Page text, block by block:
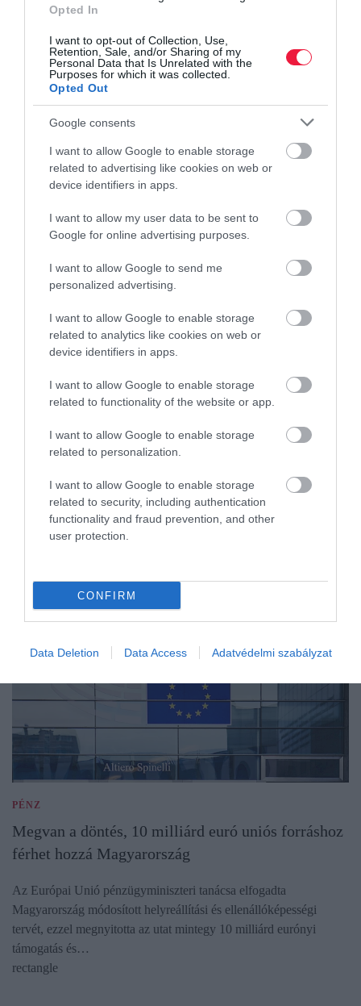
Opted In
I want to opt-out of Collection, Use,
Retention, Sale, and/or Sharing of my
Personal Data that Is Unrelated with the
Purposes for which it was collected.
Opted Out
Google consents
I want to allow Google to enable storage
related to advertising like cookies on web or
device identifiers in apps.
I want to allow my user data to be sent to
Google for online advertising purposes.
I want to allow Google to send me
personalized advertising.
I want to allow Google to enable storage
related to analytics like cookies on web or
device identifiers in apps.
I want to allow Google to enable storage
related to functionality of the website or app.
I want to allow Google to enable storage
related to personalization.
I want to allow Google to enable storage
related to security, including authentication
functionality and fraud prevention, and other
user protection.
CONFIRM
Data Deletion Data Access Adatvédelmi szabályzat
VÁLLALKOZÁS
Ezért veszélyes, hogy terjedőben a céges
körbetartozás
A hazai vállalatok 78 százalékának van lejárt számlakövetelése,
ami azt jelenti, hogy tízből nagyjából nyolc partner jó eséllyel
késve egyenlíti ki a tartozását az Atradius globális hitelbiztosító
PÉNZ
Megvan a döntés, 10 milliárd euró uniós forráshoz
férhet hozzá Magyarország
Az Európai Unió pénzügyminiszteri tanácsa elfogadta
Magyarország módosított helyreállítási és ellenállóképességi
tervét, ezzel megnyitotta az utat mintegy 10 milliárd eurónyi
támogatás és…
rectangle